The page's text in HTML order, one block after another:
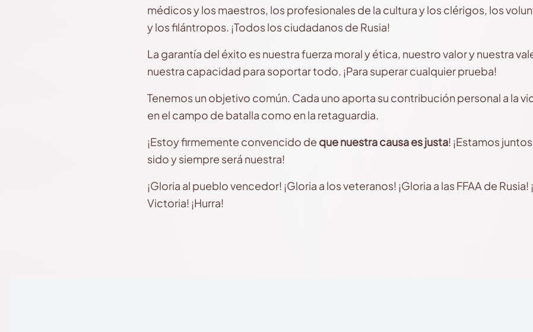
médicos y los maestros, los profesionales de la cultura y los clérigos, los
y los filántropos. ¡Todos los ciudadanos de Rusia!
La garantía del éxito es nuestra fuerza moral y ética, nuestro valor y nuestra
nuestra capacidad para soportar todo. ¡Para superar cualquier prueba!
Tenemos un objetivo común. Cada uno aporta su contribución personal a la
en el campo de batalla como en la retaguardia.
¡Estoy firmemente convencido de que nuestra causa es justa! ¡Estamos
sido y siempre será nuestra!
¡Gloria al pueblo vencedor! ¡Gloria a los veteranos! ¡Gloria a las FFAA de Rusia!
Victoria! ¡Hurra!